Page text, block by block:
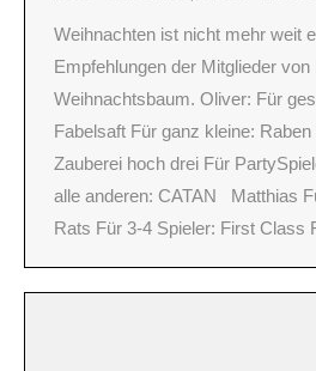
Weihnachten ist nicht mehr weit
Empfehlungen der Mitglieder von
Weihnachtsbaum. Oliver: Für
Fabelsaft Für ganz kleine:
Zauberei hoch drei Für
alle anderen: CATAN Matthias
Rats Für 3-4 Spieler: First Class